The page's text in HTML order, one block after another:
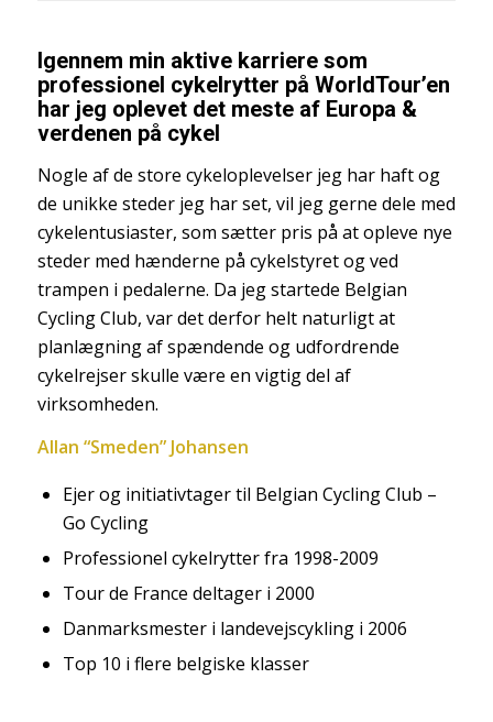
Igennem min aktive karriere som
professionel cykelrytter på WorldTour’en
har jeg oplevet det meste af Europa &
verdenen på cykel
Nogle af de store cykeloplevelser jeg har haft og
de unikke steder jeg har set, vil jeg gerne dele med
cykelentusiaster, som sætter pris på at opleve nye
steder med hænderne på cykelstyret og ved
trampen i pedalerne. Da jeg startede Belgian
Cycling Club, var det derfor helt naturligt at
planlægning af spændende og udfordrende
cykelrejser skulle være en vigtig del af
virksomheden.
Allan “Smeden” Johansen
Ejer og initiativtager til Belgian Cycling Club –
Go Cycling
Professionel cykelrytter fra 1998-2009
Tour de France deltager i 2000
Danmarksmester i landevejscykling i 2006
Top 10 i flere belgiske klasser